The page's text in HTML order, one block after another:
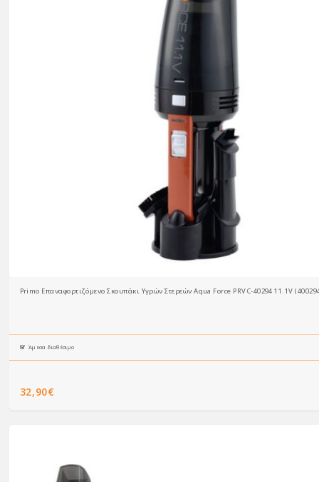
Primo Επαναφορτιζόμενο Σκουπάκι Υγρών Στερεών Aqua Force PRVC-40294 11.1V
Άμεσα διαθέσιμο
32,90€